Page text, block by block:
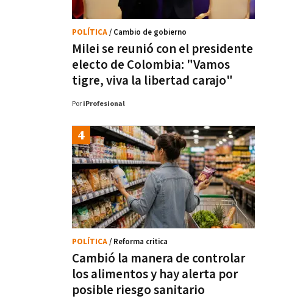
Milei se reunió con el presidente
electo de Colombia: "Vamos
tigre, viva la libertad carajo"
POLÍTICA/ Cambio de gobierno
Por iProfesional
Cambió la manera de controlar
los alimentos y hay alerta por
posible riesgo sanitario
POLÍTICA/ Reforma critica